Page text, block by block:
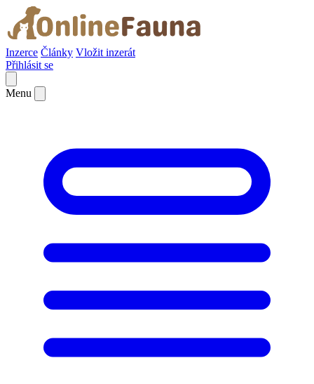
Inzerce Články Vložit inzerát
Přihlásit se
Menu